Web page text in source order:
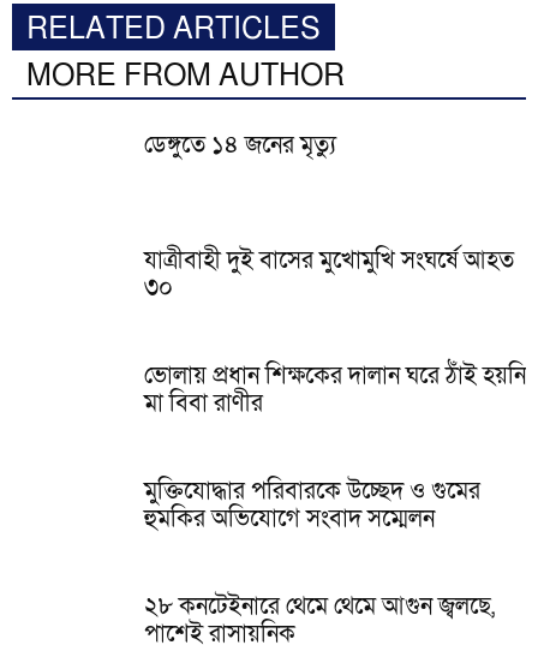
RELATED ARTICLES
MORE FROM AUTHOR
ডেঙ্গুতে ১৪ জনের মৃত্যু
যাত্রীবাহী দুই বাসের মুখোমুখি সংঘর্ষে আহত
৩০
ভোলায় প্রধান শিক্ষকের দালান ঘরে ঠাঁই হয়নি
মা বিবা রাণীর
মুক্তিযোদ্ধার পরিবারকে উচ্ছেদ ও গুমের
হুমকির অভিযোগে সংবাদ সম্মেলন
২৮ কনটেইনারে থেমে থেমে আগুন জ্বলছে,
পাশেই রাসায়নিক